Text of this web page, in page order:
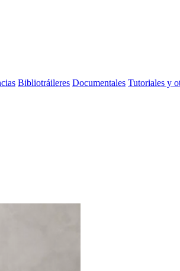
Bibliotráileres Documentales Tutoriales y